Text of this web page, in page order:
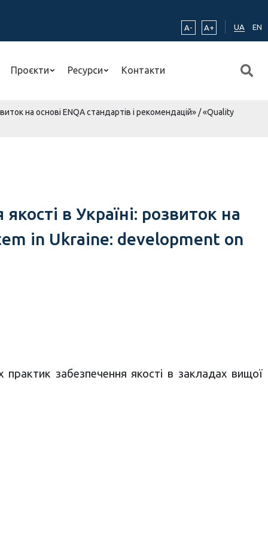
A-
A+ UA EN
Проєкти Ресурси Контакти
на основі ENQA стандартів і рекомендацій» / «Quality
в Україні: розвиток на
in Ukraine: development on
практик забезпечення якості в закладах вищої